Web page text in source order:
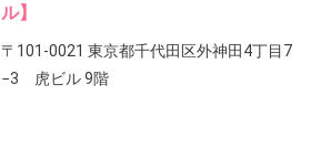
ル】
〒101-0021 東京都千代田区外神田4丁目7
−3 虎ビル 9階